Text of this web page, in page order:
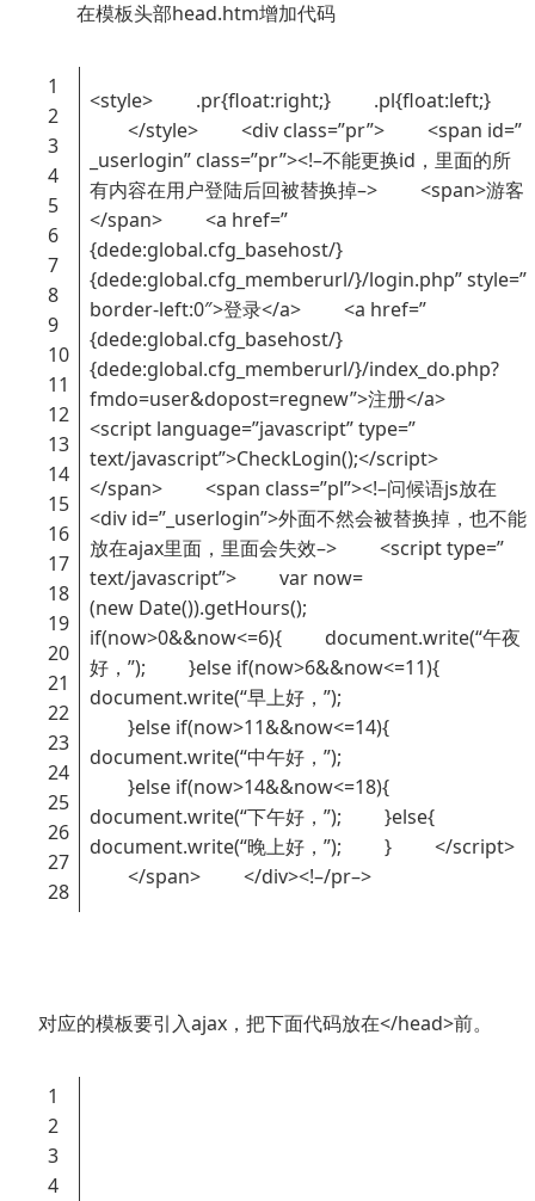
在模板头部head.htm增加代码
1
2
3
4
5
6
7
8
9
10
11
12
13
14
15
16
17
18
19
20
21
22
23
24
25
26
27
28
<style> .pr{float:right;} .pl{float:left;}
</style> <div class=”pr”> <span id=”
_userlogin” class=”pr”><!–不能更换id，里面的所
有内容在用户登陆后回被替换掉–> <span>游客
</span> <a href=”
{dede:global.cfg_basehost/}
{dede:global.cfg_memberurl/}/login.php” style=”
border-left:0″>登录</a> <a href=”
{dede:global.cfg_basehost/}
{dede:global.cfg_memberurl/}/index_do.php?
fmdo=user&dopost=regnew”>注册</a>
<script language=”javascript” type=”
text/javascript”>CheckLogin();</script>
</span> <span class=”pl”><!–问候语js放在
<div id=”_userlogin”>外面不然会被替换掉，也不能
放在ajax里面，里面会失效–> <script type=”
text/javascript”> var now=
(new Date()).getHours();
if(now>0&&now<=6){ document.write(“午夜
好，”); }else if(now>6&&now<=11){
document.write(“早上好，”);
}else if(now>11&&now<=14){
document.write(“中午好，”);
}else if(now>14&&now<=18){
document.write(“下午好，”); }else{
document.write(“晚上好，”); } </script>
</span> </div><!–/pr–>
对应的模板要引入ajax，把下面代码放在</head>前。
1
2
3
4